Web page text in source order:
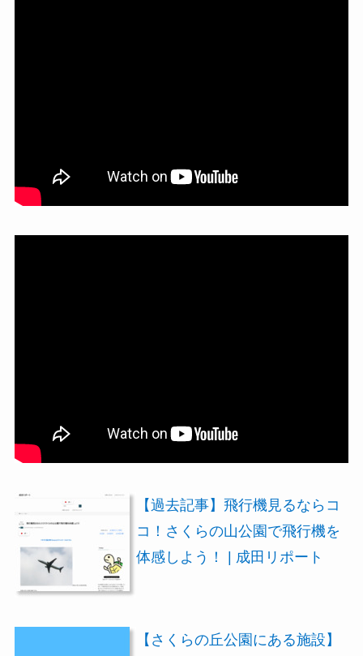
【過去記事】飛行機見るならコ
コ！さくらの山公園で飛行機を
体感しよう！ | 成田リポート
【さくらの丘公園にある施設】